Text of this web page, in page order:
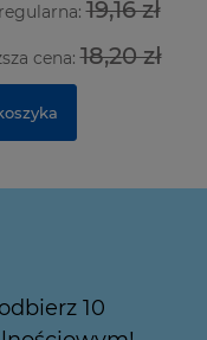
19,16 zł
cena:18,20 zł
10